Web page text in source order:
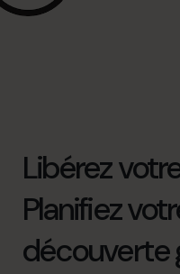
Libérez
Planifiez
découverte